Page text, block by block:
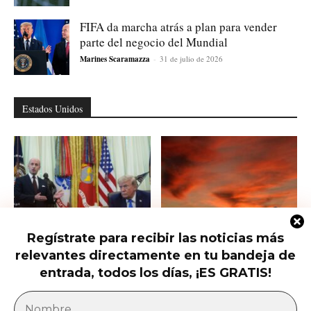
Regístrate para recibir las noticias más
relevantes directamente en tu bandeja de
entrada, todos los días, ¡ES GRATIS!
FIFA da marcha atrás a plan para vender
parte del negocio del Mundial
Marines Scaramazza - 31 de julio de 2026
Estados Unidos
Trump firma nuevas órdenes para
restringir la ciudadanía por
nacimiento
Trump presiona al Senado para
aprobar el horario de verano
permanente...